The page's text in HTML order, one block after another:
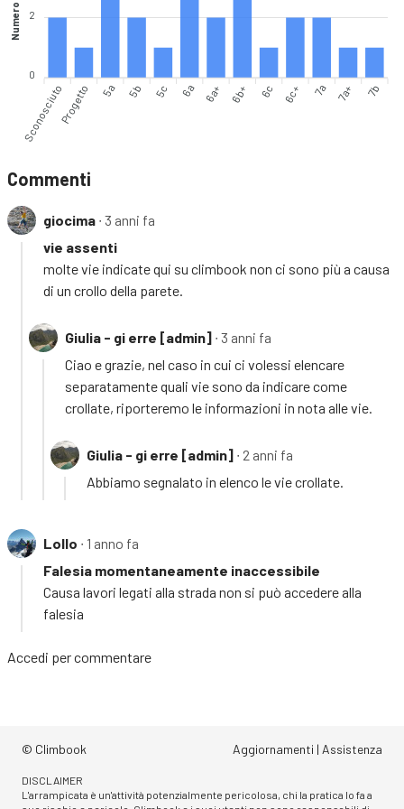
2
0
Numero vie
SconosciutoProgetto 5a 5b 5c 6a 6a+ 6b+ 6c 6c+ 7a 7a+ 7b
Commenti
giocima ∙ 3 anni fa
vie assenti
molte vie indicate qui su climbook non ci sono più a causa
di un crollo della parete.
Giulia - gi erre [admin] ∙ 3 anni fa
Ciao e grazie, nel caso in cui ci volessi elencare
separatamente quali vie sono da indicare come
crollate, riporteremo le informazioni in nota alle vie.
Giulia - gi erre [admin] ∙ 2 anni fa
Abbiamo segnalato in elenco le vie crollate.
Lollo ∙ 1 anno fa
Falesia momentaneamente inaccessibile
Causa lavori legati alla strada non si può accedere alla
falesia
Accedi per commentare
© Climbook Aggiornamenti | Assistenza
DISCLAIMER
L'arrampicata è un'attività potenzialmente pericolosa, chi la pratica lo fa a